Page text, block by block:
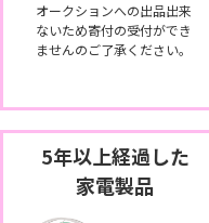
オークションへの出品出来
ないため寄付の受付ができ
ませんのご了承ください。
5年以上経過した
家電製品